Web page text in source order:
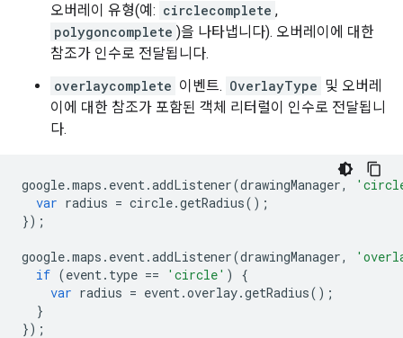
오버레이 유형(예: circlecomplete ,
polygoncomplete )을 나타냅니다). 오버레이에 대한
참조가 인수로 전달됩니다.
overlaycomplete 이벤트. OverlayType 및 오버레
이에 대한 참조가 포함된 객체 리터럴이 인수로 전달됩니
다.
google.maps . event.addListener(drawingManager,
var radius = circle.getRadius();
});
google.maps . event.addListener(drawingManager,
if (event. type == 'circle' )
{
var radius = event.overlay.getRadius();
}
});